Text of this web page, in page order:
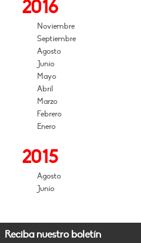
2016
Noviembre
Septiembre
Agosto
Junio
Mayo
Abril
Marzo
Febrero
Enero
2015
Agosto
Junio
Reciba nuestro boletín